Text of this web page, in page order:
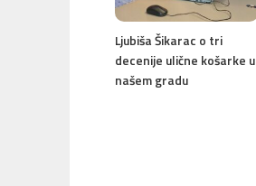
Ljubiša Šikarac o tri
decenije ulične košarke u
našem gradu